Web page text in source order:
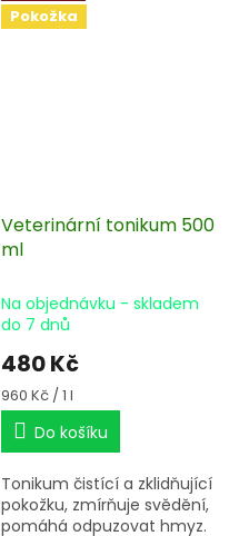
Pokožka
Veterinární tonikum 500
ml
Na objednávku - skladem
do 7 dnů
480 Kč
Měrná
cena:
960 Kč / 1 l
Do košíku
Tonikum čistící a zklidňující
pokožku, zmírňuje svědění,
pomáhá odpuzovat hmyz.